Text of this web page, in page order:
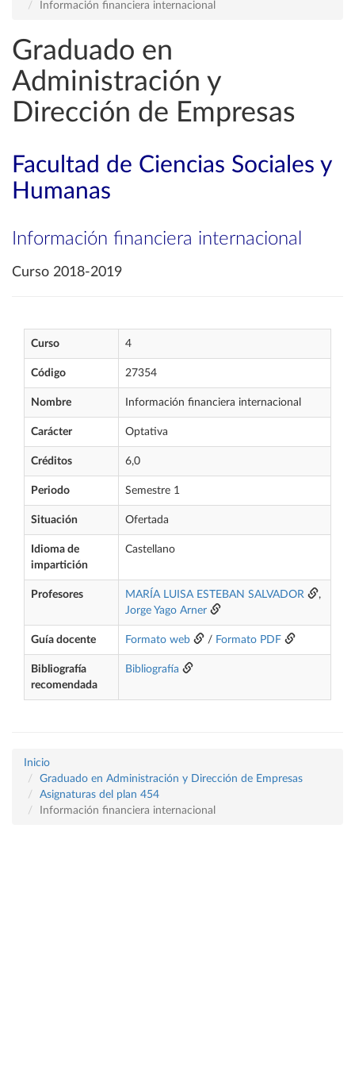
Información financiera internacional
Graduado en
Administración y
Dirección de Empresas
Facultad de Ciencias Sociales y
Humanas
Información financiera internacional
Curso 2018-2019
Curso 4
Código 27354
Nombre Información financiera internacional
Carácter Optativa
Créditos 6,0
Periodo Semestre 1
Situación Ofertada
Idioma de
impartición
Castellano
Profesores MARÍA LUISA ESTEBAN SALVADOR
,
Jorge Yago Arner
Guía docente Formato web / Formato PDF
Bibliografía
recomendada
Bibliografía
Inicio
Graduado en Administración y Dirección de Empresas
Asignaturas del plan 454
Información financiera internacional